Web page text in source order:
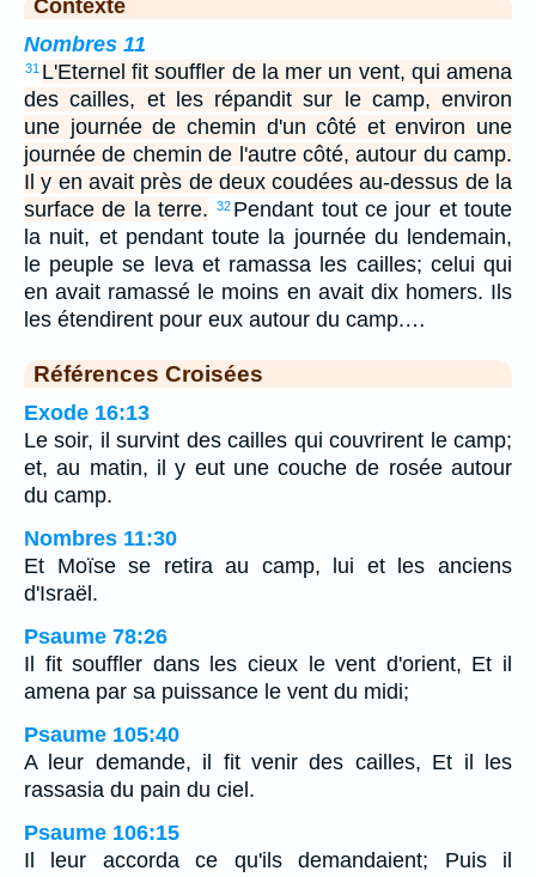
Contexte
Nombres 11
31 L'Eternel fit souffler de la mer un vent, qui amena
des cailles, et les répandit sur le camp, environ
une journée de chemin d'un côté et environ une
journée de chemin de l'autre côté, autour du camp.
Il y en avait près de deux coudées au-dessus de la
surface de la terre.
32 Pendant tout ce jour et toute
la nuit, et pendant toute la journée du lendemain,
le peuple se leva et ramassa les cailles; celui qui
en avait ramassé le moins en avait dix homers. Ils
les étendirent pour eux autour du camp.…
Références Croisées
Exode 16:13
Le soir, il survint des cailles qui couvrirent le camp;
et, au matin, il y eut une couche de rosée autour
du camp.
Nombres 11:30
Et Moïse se retira au camp, lui et les anciens
d'Israël.
Psaume 78:26
Il fit souffler dans les cieux le vent d'orient, Et il
amena par sa puissance le vent du midi;
Psaume 105:40
A leur demande, il fit venir des cailles, Et il les
rassasia du pain du ciel.
Psaume 106:15
Il leur accorda ce qu'ils demandaient; Puis il